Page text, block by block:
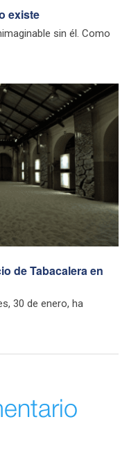
existe
sin él. Como
de Tabacalera en
30 de enero, ha